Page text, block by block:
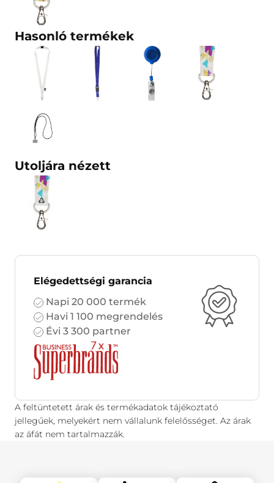
Hasonló termékek
Utoljára nézett
Elégedettségi garancia
Napi 20 000 termék
Havi 1 100 megrendelés
Évi 3 300 partner
A feltüntetett árak és termékadatok tájékoztató
jellegűek, melyekért nem vállalunk felelősséget. Az árak
az áfát nem tartalmazzák.